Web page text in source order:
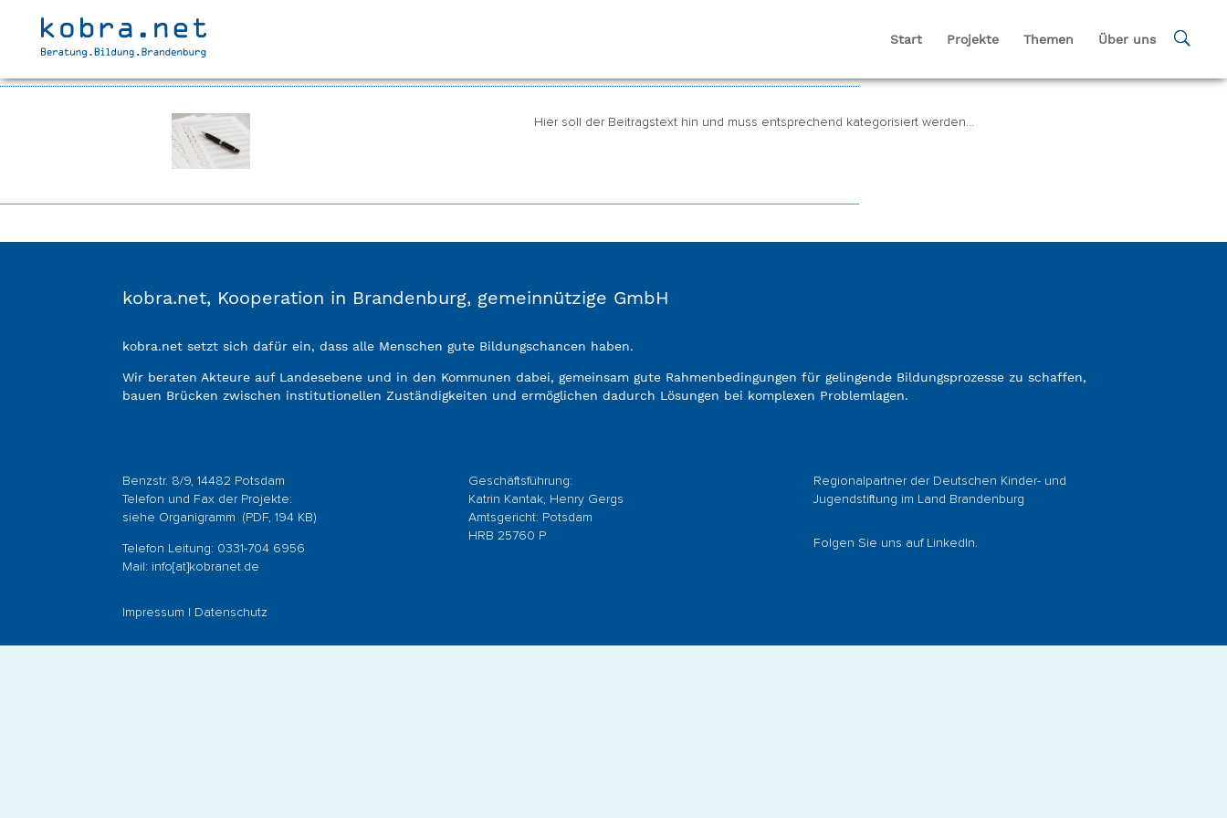
Start Projekte Themen Über uns
Home 9 Package 9 Schule des Lebens Rüdersdorf
PAB-Beitrag muss noch zugeordnet werden.
Hier soll der Beitragstext hin und muss entsprechend kategorisiert werden…
kobra.net, Kooperation in Brandenburg, gemeinnützige GmbH
kobra.net setzt sich dafür ein, dass alle Menschen gute Bildungschancen haben.
Wir beraten Akteure auf Landesebene und in den Kommunen dabei, gemeinsam gute Rahmenbedingungen für gelingende Bildungsprozesse zu schaffen,
bauen Brücken zwischen institutionellen Zuständigkeiten und ermöglichen dadurch Lösungen bei komplexen Problemlagen.
Benzstr. 8/9, 14482 Potsdam
Telefon und Fax der Projekte:
siehe Organigramm (PDF, 194 KB)
Telefon Leitung: 0331-704 6956
Mail: info[at]kobranet.de
Impressum | Datenschutz
Geschäftsführung:
Katrin Kantak, Henry Gergs
Amtsgericht: Potsdam
HRB 25760 P
Regionalpartner der Deutschen Kinder- und
Jugendstiftung im Land Brandenburg
Folgen Sie uns auf LinkedIn.